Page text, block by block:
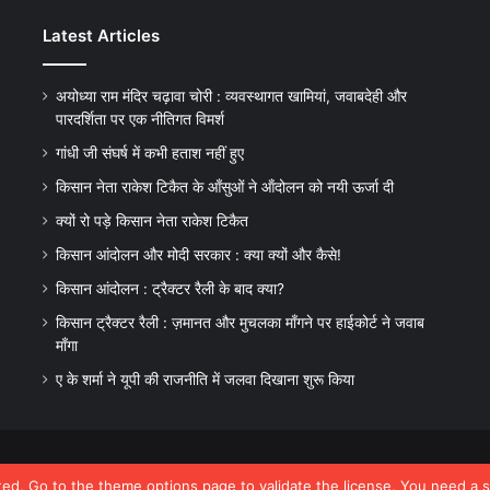
Go to the theme options page to validate the license, You need a
Latest Articles
अयोध्या राम मंदिर चढ़ावा चोरी : व्यवस्थागत खामियां, जवाबदेही और
पारदर्शिता पर एक नीतिगत विमर्श
गांधी जी संघर्ष में कभी हताश नहीं हुए
किसान नेता राकेश टिकैत के आँसुओं ने ऑंदोलन को नयी ऊर्जा दी
क्यों रो पड़े किसान नेता राकेश टिकैत
किसान आंदोलन और मोदी सरकार : क्या क्यों और कैसे!
किसान आंदोलन : ट्रैक्टर रैली के बाद क्या?
किसान ट्रैक्टर रैली : ज़मानत और मुचलका माँगने पर हाईकोर्ट ने जवाब
माँगा
ए के शर्मा ने यूपी की राजनीति में जलवा दिखाना शुरू किया
by TieLabs